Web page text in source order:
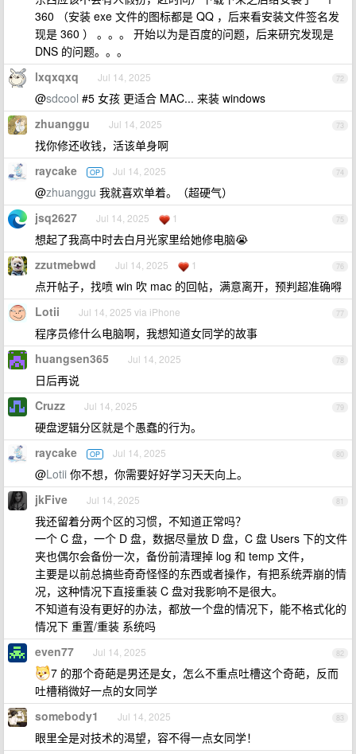
360 （安装 exe 文件的图标都是 QQ ，后来看安装文件签名发
现是 360 ） 。。。 开始以为是百度的问题，后来研究发现是
DNS 的问题。。。
72
lxqxqxq Jul 14, 2025
@sdcool #5 女孩 更适合 MAC... 来装 windows
73
zhuanggu Jul 14, 2025
找你修还收钱，活该单身啊
74
raycake OP Jul 14, 2025
@zhuanggu 我就喜欢单着。（超硬气）
75
jsq2627 Jul 14, 2025 1
想起了我高中时去白月光家里给她修电脑😭
76
zzutmebwd Jul 14, 2025 1
点开帖子，找喷 win 吹 mac 的回帖，满意离开，预判超准确嘚
77
Lotii Jul 14, 2025 via iPhone
程序员修什么电脑啊，我想知道女同学的故事
78
huangsen365 Jul 14, 2025
日后再说
79
Cruzz Jul 14, 2025
硬盘逻辑分区就是个愚蠢的行为。
80
raycake OP Jul 14, 2025
@Lotii 你不想，你需要好好学习天天向上。
81
jkFive Jul 14, 2025
我还留着分两个区的习惯，不知道正常吗？
一个 C 盘，一个 D 盘，数据尽量放 D 盘，C 盘 Users 下的文件
夹也偶尔会备份一次，备份前清理掉 log 和 temp 文件，
主要是以前总搞些奇奇怪怪的东西或者操作，有把系统弄崩的情
况，这种情况下直接重装 C 盘对我影响不是很大。
不知道有没有更好的办法，都放一个盘的情况下，能不格式化的
情况下 重置/重装 系统吗
82
even77 Jul 14, 2025
7 的那个奇葩是男还是女，怎么不重点吐槽这个奇葩，反而
吐槽稍微好一点的女同学
83
somebody1 Jul 14, 2025
眼里全是对技术的渴望，容不得一点女同学！